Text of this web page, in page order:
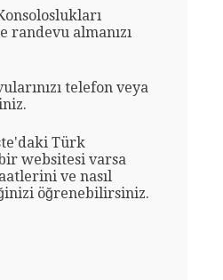
randevu almanızı
telefon veya
Türk
websitesi varsa
ve nasıl
öğrenebilirsiniz.